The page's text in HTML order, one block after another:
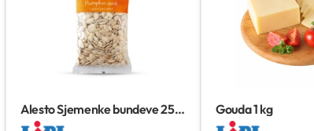
Alesto Sjemenke bundeve250
g
Gouda1 kg